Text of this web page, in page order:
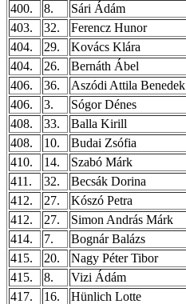
400.
8. Sári Ádám
403.
32. Ferencz Hunor
404.
29. Kovács Klára
404.
26. Bernáth Ábel
406.
36. Aszódi Attila Benedek
406.
3. Sógor Dénes
408.
33. Balla Kirill
408.
10. Budai Zsófia
410.
14. Szabó Márk
411.
32. Becsák Dorina
412.
27. Kószó Petra
412.
27. Simon András Márk
414.
7. Bognár Balázs
415.
20. Nagy Péter Tibor
415.
8. Vizi Ádám
417.
16. Hünlich Lotte